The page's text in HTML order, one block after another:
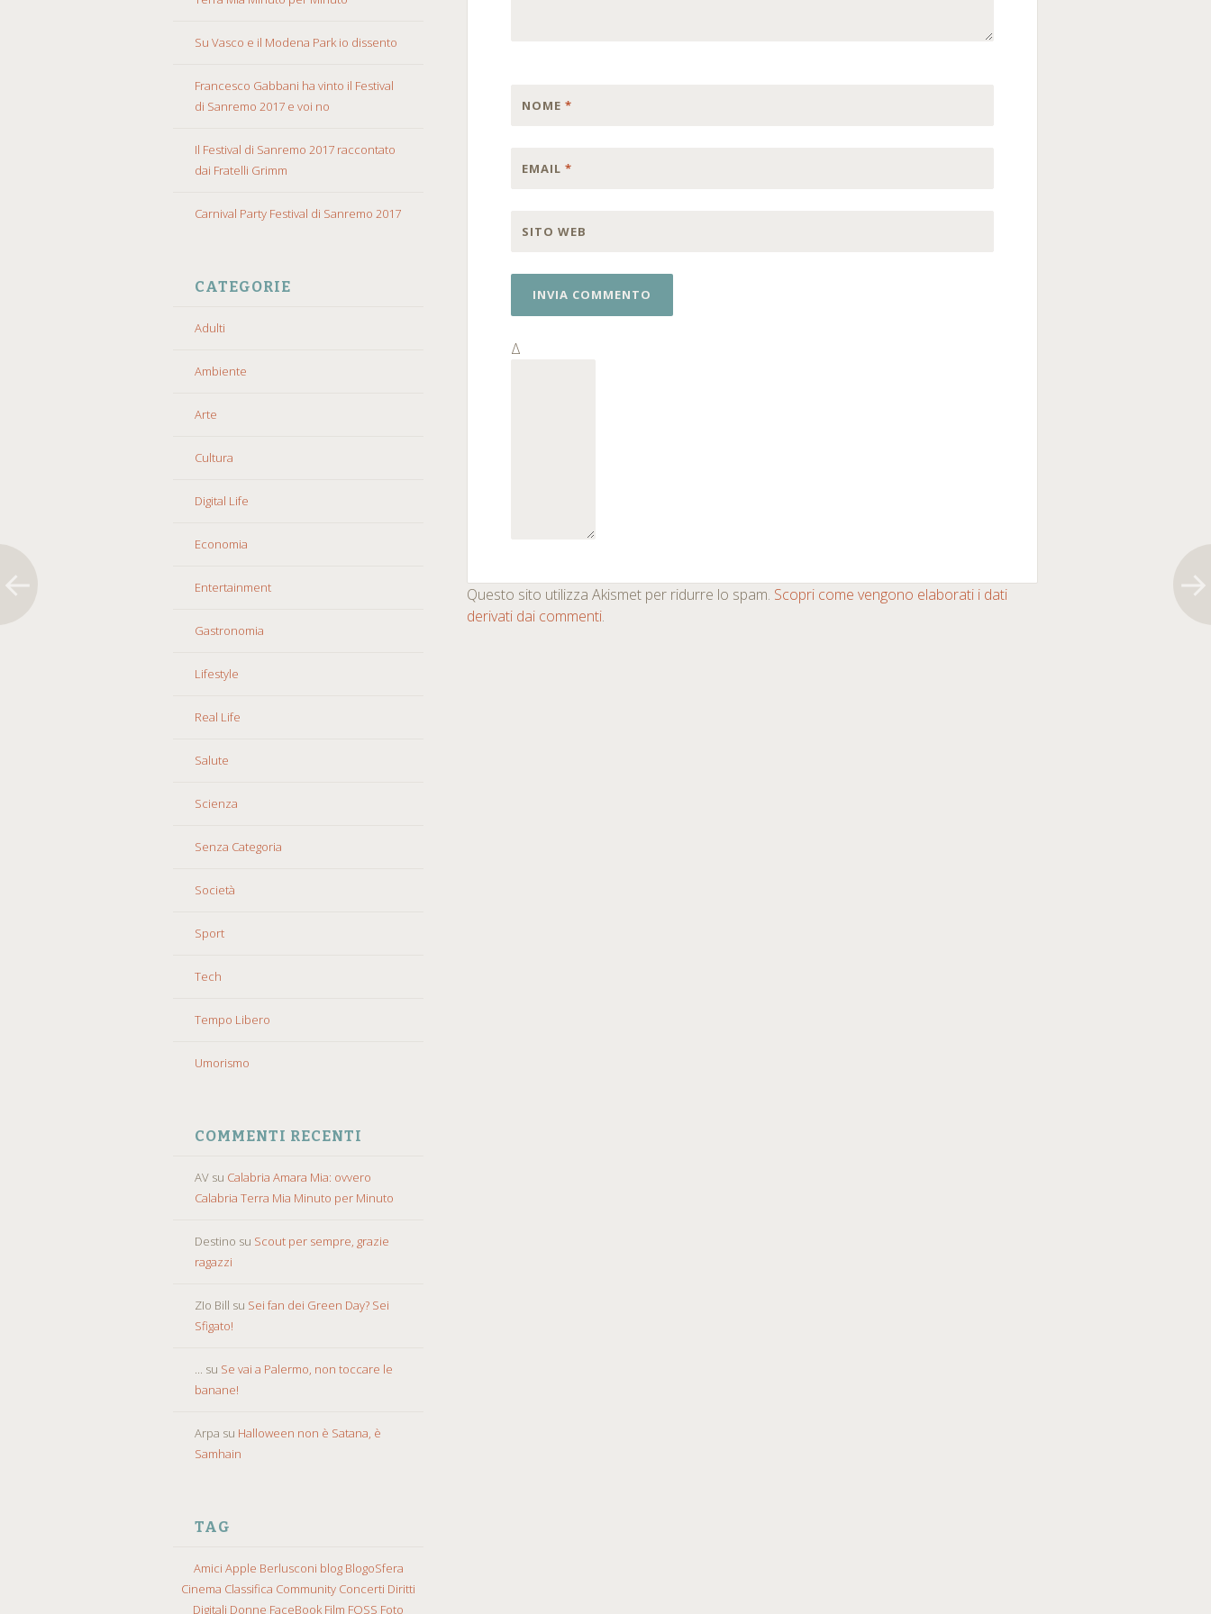
Su Vasco e il Modena Park io dissento
Francesco Gabbani ha vinto il Festival
di Sanremo 2017 e voi no
Il Festival di Sanremo 2017 raccontato
dai Fratelli Grimm
Carnival Party Festival di Sanremo 2017
CATEGORIE
Adulti
Ambiente
Arte
Cultura
Digital Life
Economia
Entertainment
Gastronomia
Lifestyle
Real Life
Salute
Scienza
Senza Categoria
Società
Sport
Tech
Tempo Libero
Umorismo
COMMENTI RECENTI
AV su Calabria Amara Mia: ovvero
Calabria Terra Mia Minuto per Minuto
Destino su Scout per sempre, grazie
ragazzi
ZIo Bill su Sei fan dei Green Day? Sei
Sfigato!
... su Se vai a Palermo, non toccare le
banane!
Arpa su Halloween non è Satana, è
Samhain
TAG
Amici Apple Berlusconi blog BlogoSfera
Cinema Classifica Community Concerti Diritti
Digitali Donne FaceBook Film FOSS Foto
NOME*
EMAIL*
SITO WEB
Δ
Questo sito utilizza Akismet per ridurre lo spam. Scopri come vengono elaborati i dati
derivati dai commenti.